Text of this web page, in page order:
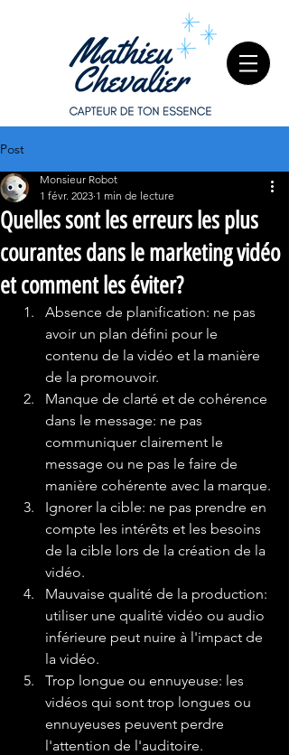
Post
Quelles sont les erreurs les plus
courantes dans le marketing vidéo
et comment les éviter?
Monsieur Robot
1 févr. 2023 1 min de lecture
Absence de planification: ne pas
avoir un plan défini pour le
contenu de la vidéo et la manière
de la promouvoir.
Manque de clarté et de cohérence
dans le message: ne pas
communiquer clairement le
message ou ne pas le faire de
manière cohérente avec la marque.
Ignorer la cible: ne pas prendre en
compte les intérêts et les besoins
de la cible lors de la création de la
vidéo.
Mauvaise qualité de la production:
utiliser une qualité vidéo ou audio
inférieure peut nuire à l'impact de
la vidéo.
Trop longue ou ennuyeuse: les
vidéos qui sont trop longues ou
ennuyeuses peuvent perdre
l'attention de l'auditoire.